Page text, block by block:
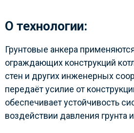
О технологии:
Грунтовые анкера
ограждающих конструкций
стен и других инженерных
передаёт усилие от
обеспечивает устойчивость
воздействии давления грунта